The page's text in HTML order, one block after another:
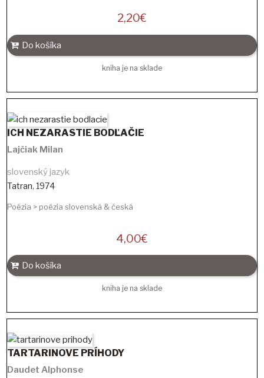
2,20€
Do košíka
kniha je na sklade
ICH NEZARASTIE BODĽAČIE
Lajčiak Milan
slovenský jazyk
Tatran, 1974
Poézia > poézia slovenská & česká
4,00€
Do košíka
kniha je na sklade
TARTARINOVE PRÍHODY
Daudet Alphonse